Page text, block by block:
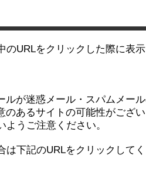
のURLをクリックした際に表
ルが迷惑メール・スパムメー
のあるサイトの可能性がござ
うご注意ください。
は下記のURLをクリックして